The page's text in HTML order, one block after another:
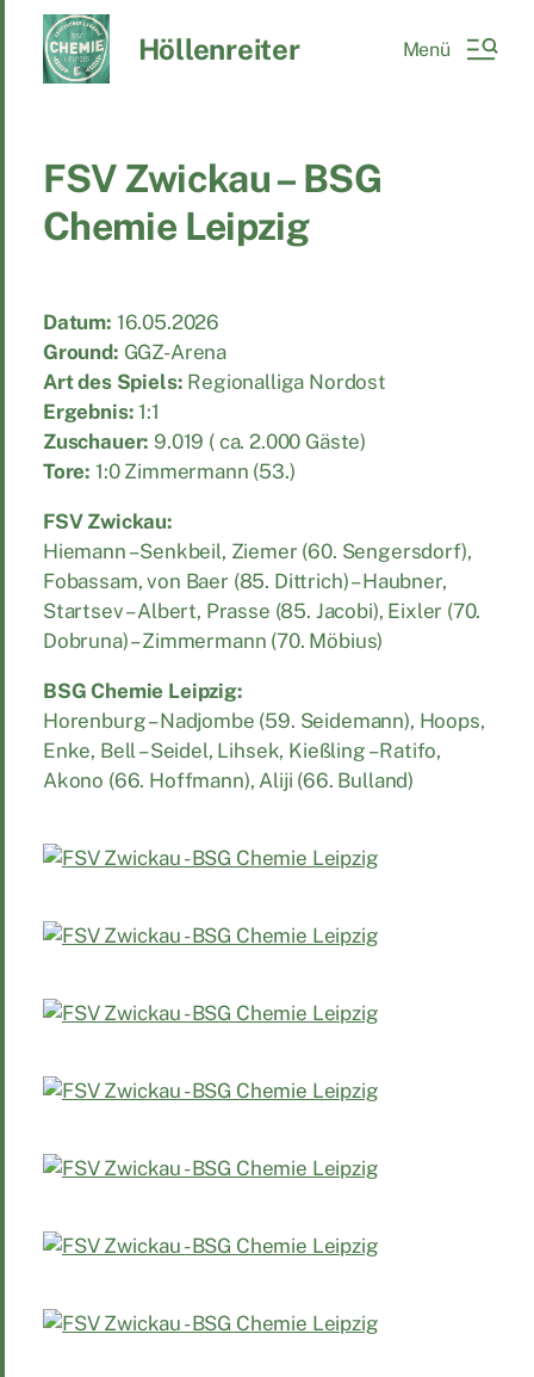
Höllenreiter Menü
FSV Zwickau – BSG
Chemie Leipzig
Datum: 16.05.2026
Ground: GGZ-Arena
Art des Spiels: Regionalliga Nordost
Ergebnis: 1:1
Zuschauer: 9.019 ( ca. 2.000 Gäste)
Tore: 1:0 Zimmermann (53.)
FSV Zwickau:
Hiemann – Senkbeil, Ziemer (60. Sengersdorf),
Fobassam, von Baer (85. Dittrich) – Haubner,
Startsev – Albert, Prasse (85. Jacobi), Eixler (70.
Dobruna) – Zimmermann (70. Möbius)
BSG Chemie Leipzig:
Horenburg – Nadjombe (59. Seidemann), Hoops,
Enke, Bell – Seidel, Lihsek, Kießling – Ratifo,
Akono (66. Hoffmann), Aliji (66. Bulland)